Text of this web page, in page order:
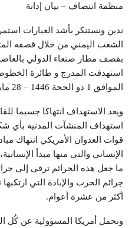
منظمة انتصاف – بيان إدانة
ندين ونستنكر بأشد العبارات
الشعب اليمني من خلال قصفه
بقصف مطار صنعاء الدولي
استهدفت المدرج و طائرة الخطوط
الموافق 1 ذو الحجة 1446 – 28 مايو 2025م
ويعد الاستهداف انتهاكا جسيما
استهداف المنشآت المدنية بأي
قوات العدوان الأمريكي انتهاك
الإنساني والتي منها مبدأ
ما جعل هذه الجرائم ترقى إلى
جرائم الحرب والإبادة التي
أكثر من عشرة أعوام.
ونحمل أمريكا المسؤولية عن كُل